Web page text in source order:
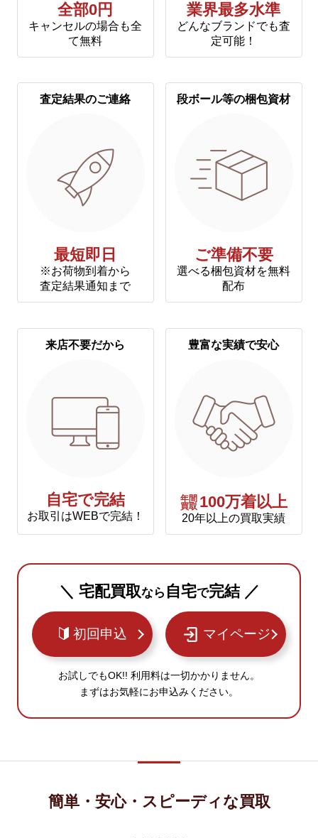
全部0円
キャンセルの場合も全
て無料
業界最多水準
どんなブランドでも査
定可能！
査定結果のご連絡
最短即日
※お荷物到着から
査定結果通知まで
段ボール等の梱包資材
ご準備不要
選べる梱包資材を無料
配布
来店不要だから
自宅で完結
お取引はWEBで完結！
豊富な実績で安心
年間
買取 100万着以上
20年以上の買取実績
＼ 宅配買取なら 自宅で完結 ／
初回申込 マイページ
お試しでもOK!! 利用料は一切かかりません。
まずはお気軽にお申込みください。
簡単・安心・スピーディな買取